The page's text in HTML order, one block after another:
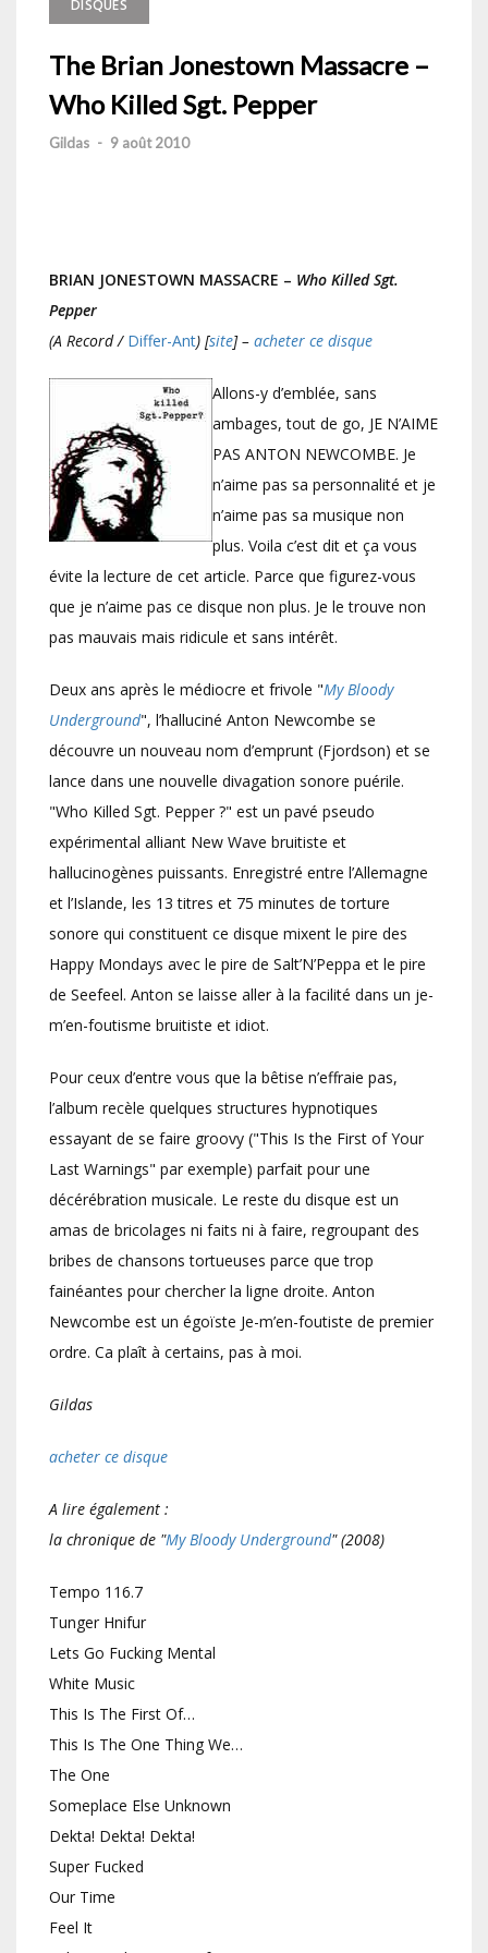
DISQUES
The Brian Jonestown Massacre –
Who Killed Sgt. Pepper
Gildas - 9 août 2010
BRIAN JONESTOWN MASSACRE – Who Killed Sgt.
Pepper
(A Record / Differ-Ant) [site] – acheter ce disque
Allons-y d’emblée, sans
ambages, tout de go, JE N’AIME
PAS ANTON NEWCOMBE. Je
n’aime pas sa personnalité et je
n’aime pas sa musique non
plus. Voila c’est dit et ça vous
évite la lecture de cet article. Parce que figurez-vous
que je n’aime pas ce disque non plus. Je le trouve non
pas mauvais mais ridicule et sans intérêt.
Deux ans après le médiocre et frivole "My Bloody
Underground", l’halluciné Anton Newcombe se
découvre un nouveau nom d’emprunt (Fjordson) et se
lance dans une nouvelle divagation sonore puérile.
"Who Killed Sgt. Pepper ?" est un pavé pseudo
expérimental alliant New Wave bruitiste et
hallucinogènes puissants. Enregistré entre l’Allemagne
et l’Islande, les 13 titres et 75 minutes de torture
sonore qui constituent ce disque mixent le pire des
Happy Mondays avec le pire de Salt’N’Peppa et le pire
de Seefeel. Anton se laisse aller à la facilité dans un je-
m’en-foutisme bruitiste et idiot.
Pour ceux d’entre vous que la bêtise n’effraie pas,
l’album recèle quelques structures hypnotiques
essayant de se faire groovy ("This Is the First of Your
Last Warnings" par exemple) parfait pour une
décérébration musicale. Le reste du disque est un
amas de bricolages ni faits ni à faire, regroupant des
bribes de chansons tortueuses parce que trop
fainéantes pour chercher la ligne droite. Anton
Newcombe est un égoïste Je-m’en-foutiste de premier
ordre. Ca plaît à certains, pas à moi.
Gildas
acheter ce disque
A lire également :
la chronique de "My Bloody Underground" (2008)
Tempo 116.7
Tunger Hnifur
Lets Go Fucking Mental
White Music
This Is The First Of…
This Is The One Thing We…
The One
Someplace Else Unknown
Dekta! Dekta! Dekta!
Super Fucked
Our Time
Feel It